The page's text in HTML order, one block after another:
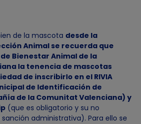
de la mascota desde la
Animal se recuerda que
Bienestar Animal de la
la tenencia de mascotas
de inscribirlo en el RIVIA
de Identificación de
de la Comunitat Valenciana) y
(que es obligatorio y su no
administrativa). Para ello se